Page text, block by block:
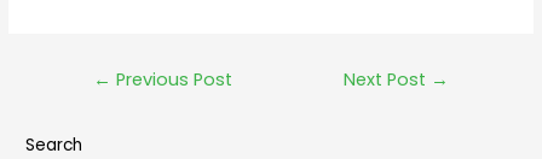
← Previous Post Next Post →
Search